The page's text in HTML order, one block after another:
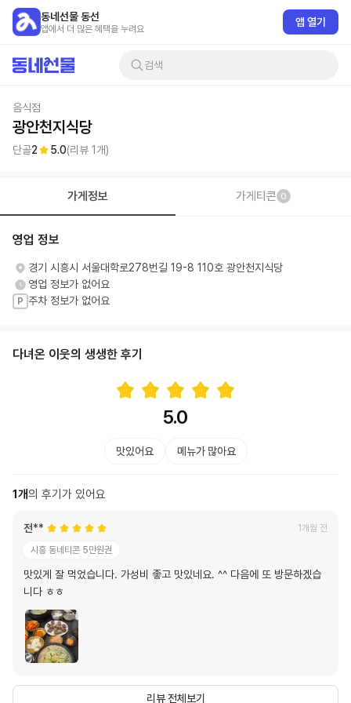
동네선물 동선
앱에서 더 많은 혜택을 누려요
앱 열기
검색
음식점
광안천지식당
단골2 5.0(리뷰 1 개)
가게정보 가게티콘 0
영업 정보
경기 시흥시 서울대학로278번길 19-8 110호 광안천지식당
영업 정보가 없어요
P 주차 정보가 없어요
다녀온 이웃의 생생한 후기
5.0
맛있어요 메뉴가 많아요
1개의 후기가 있어요
전**
1개월 전
시흥 동네티콘 5만원권
맛있게 잘 먹었습니다. 가성비 좋고 맛있네요. ^^ 다음에 또 방문하겠습
니다 ㅎㅎ
리뷰 전체보기